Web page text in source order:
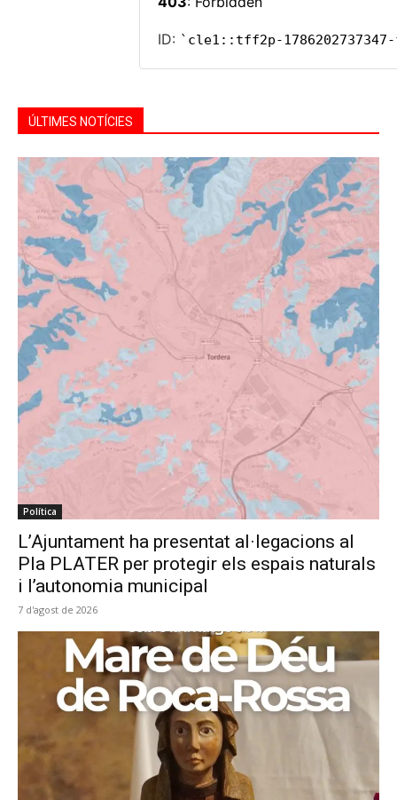
ÚLTIMES NOTÍCIES
Política
L’Ajuntament ha presentat al·legacions al
Pla PLATER per protegir els espais naturals
i l’autonomia municipal
7 d'agost de 2026